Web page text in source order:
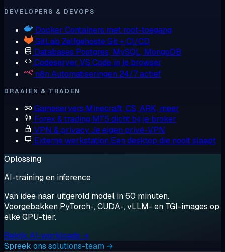
DEVELOPERS & DEVOPS
Docker Containers met root-toegang
GitLab Zelfgehoste Git + CI/CD
Databases Postgres, MySQL, MongoDB
Codeserver VS Code in je browser
n8n Automatiseringen 24/7 actief
DRAAIEN & TRADEN
Gameservers Minecraft, CS, ARK, meer
Forex & trading MT5 dicht bij je broker
VPN & privacyJe eigen privé-VPN
Externe werkstation Een desktop die nooit slaapt
Oplossing
AI-training en inference
Van idee naar uitgerold model in 60 minuten.
Voorgebakken PyTorch-, CUDA-, vLLM- en TGI-images op
elke GPU-tier.
Bekijk AI-workloads →
Spreek ons solutions-team →